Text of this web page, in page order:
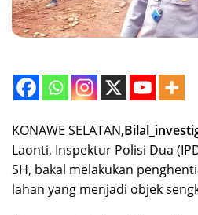
‎KONAWE SELATAN,
Laonti, Inspektur Polisi Dua
SH, bakal melakukan
lahan yang menjadi objek